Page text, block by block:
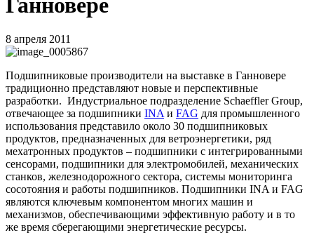
8 апреля 2011
Подшипниковые производители на выставке в Ганновере
традиционно представляют новые и перспективные
разработки. Индустриальное подразделение Schaeffler Group,
отвечающее за подшипники INA и FAG для промышленного
использования представило около 30 подшипниковых
продуктов, предназначенных для ветроэнергетики, ряд
мехатронных продуктов – подшипники с интегрированными
сенсорами, подшипники для электромобилей, механических
станков, железнодорожного сектора, системы мониторинга
сосотояния и работы подшипников. Подшипники INA и FAG
являются ключевым компонентом многих машин и
механизмов, обеспечивающими эффективную работу и в то
же время сберегающими энергетические ресурсы.